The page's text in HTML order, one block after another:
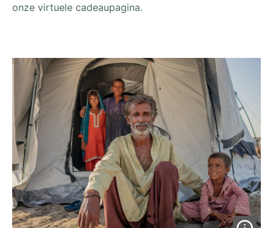
onze virtuele cadeaupagina.